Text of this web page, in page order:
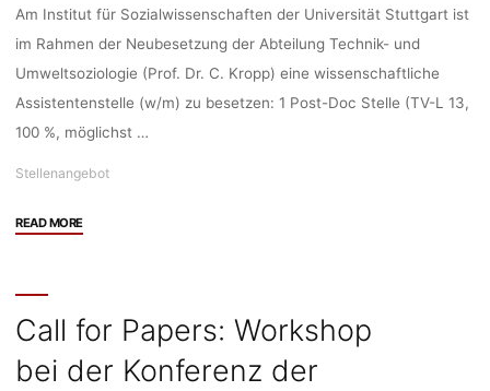
Universität
Stuttgart"
Am Institut für Sozialwissenschaften der Universität Stuttgart ist
im Rahmen der Neubesetzung der Abteilung Technik- und
Umweltsoziologie (Prof. Dr. C. Kropp) eine wissenschaftliche
Assistentenstelle (w/m) zu besetzen: 1 Post-Doc Stelle (TV-L 13,
100 %, möglichst …
Stellenangebot
READ MORE"Stellenangebot:
L
13,
100
Call for Papers: Workshop
bei der Konferenz der